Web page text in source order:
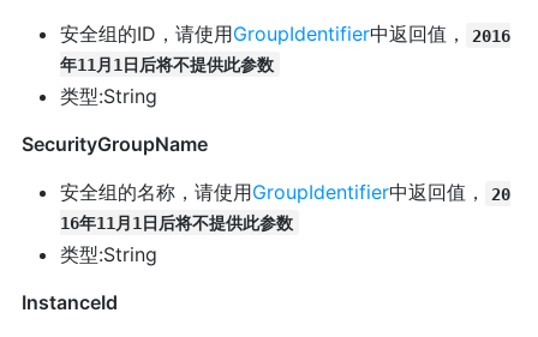
安全组的ID，请使用GroupIdentifier中返回值，
2016
年11月1日后将不提供此参数
类型:String
SecurityGroupName
安全组的名称，请使用GroupIdentifier中返回值，
20
16年11月1日后将不提供此参数
类型:String
InstanceId